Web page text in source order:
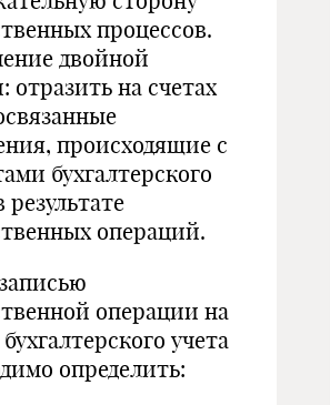
процессов.
двойной
отразить на счетах
происходящие с
бухгалтерского
результате
операций.
операции на
учета
определить: